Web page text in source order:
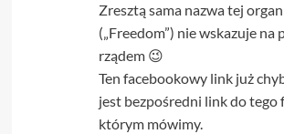
Zresztą sama nazwa tej
(„Freedom”) nie wskazuje na
rządem 😉
Ten facebookowy link już
jest bezpośredni link do tego
którym mówimy.